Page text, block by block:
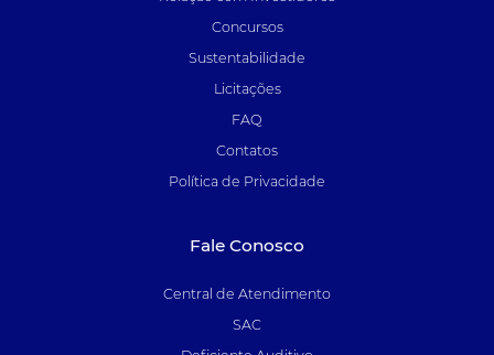
Concursos
Sustentabilidade
Licitações
FAQ
Contatos
Política de Privacidade
Fale Conosco
Central de Atendimento
SAC